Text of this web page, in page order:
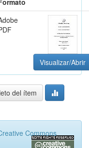
Visualizar/Abrir
del ítem
Commons